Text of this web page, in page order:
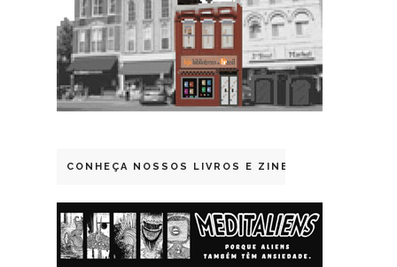
CONHEÇA NOSSOS LIVROS E ZINES